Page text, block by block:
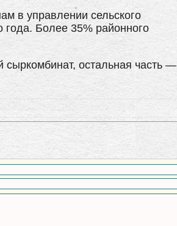
в управлении сельского
года. Более 35% районного
сыркомбинат, остальная часть —